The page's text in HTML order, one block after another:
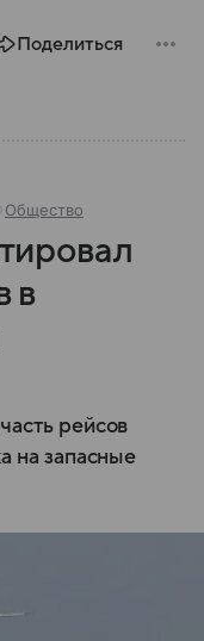
Поделиться
Общество
в
рейсов
на запасные